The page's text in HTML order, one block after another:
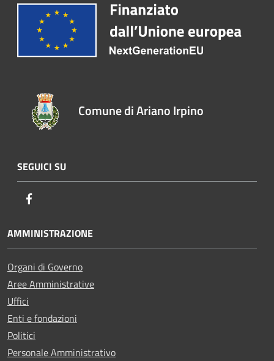
Comune di Ariano Irpino
SEGUICI SU
AMMINISTRAZIONE
Organi di Governo
Aree Amministrative
Uffici
Enti e fondazioni
Politici
Personale Amministrativo